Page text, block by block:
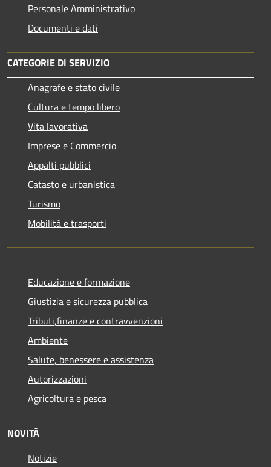
Personale Amministrativo
Documenti e dati
CATEGORIE DI SERVIZIO
Anagrafe e stato civile
Cultura e tempo libero
Vita lavorativa
Imprese e Commercio
Appalti pubblici
Catasto e urbanistica
Turismo
Mobilità e trasporti
Educazione e formazione
Giustizia e sicurezza pubblica
Tributi,finanze e contravvenzioni
Ambiente
Salute, benessere e assistenza
Autorizzazioni
Agricoltura e pesca
NOVITÀ
Notizie